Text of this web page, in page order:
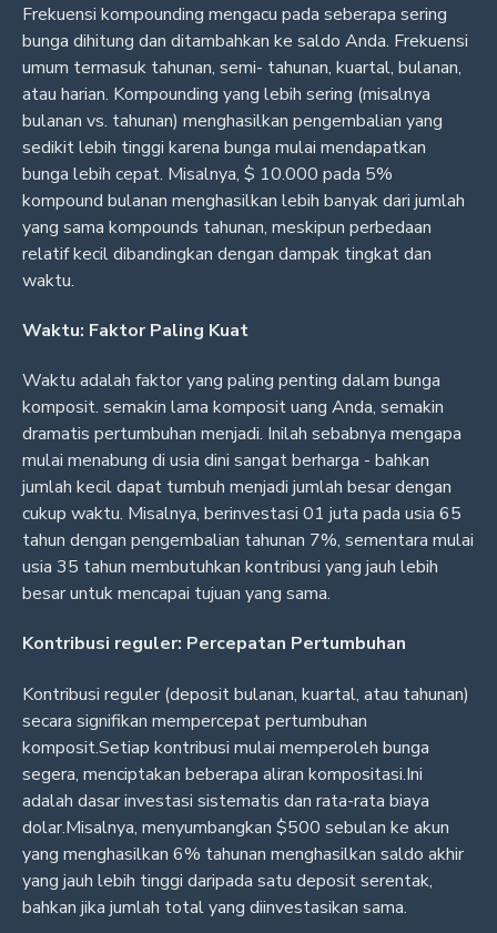
Frekuensi kompounding mengacu pada seberapa sering
bunga dihitung dan ditambahkan ke saldo Anda. Frekuensi
umum termasuk tahunan, semi- tahunan, kuartal, bulanan,
atau harian. Kompounding yang lebih sering (misalnya
bulanan vs. tahunan) menghasilkan pengembalian yang
sedikit lebih tinggi karena bunga mulai mendapatkan
bunga lebih cepat. Misalnya, $ 10.000 pada 5%
kompound bulanan menghasilkan lebih banyak dari jumlah
yang sama kompounds tahunan, meskipun perbedaan
relatif kecil dibandingkan dengan dampak tingkat dan
waktu.
Waktu: Faktor Paling Kuat
Waktu adalah faktor yang paling penting dalam bunga
komposit. semakin lama komposit uang Anda, semakin
dramatis pertumbuhan menjadi. Inilah sebabnya mengapa
mulai menabung di usia dini sangat berharga - bahkan
jumlah kecil dapat tumbuh menjadi jumlah besar dengan
cukup waktu. Misalnya, berinvestasi 01 juta pada usia 65
tahun dengan pengembalian tahunan 7%, sementara mulai
usia 35 tahun membutuhkan kontribusi yang jauh lebih
besar untuk mencapai tujuan yang sama.
Kontribusi reguler: Percepatan Pertumbuhan
Kontribusi reguler (deposit bulanan, kuartal, atau tahunan)
secara signifikan mempercepat pertumbuhan
komposit.Setiap kontribusi mulai memperoleh bunga
segera, menciptakan beberapa aliran kompositasi.Ini
adalah dasar investasi sistematis dan rata-rata biaya
dolar.Misalnya, menyumbangkan $500 sebulan ke akun
yang menghasilkan 6% tahunan menghasilkan saldo akhir
yang jauh lebih tinggi daripada satu deposit serentak,
bahkan jika jumlah total yang diinvestasikan sama.